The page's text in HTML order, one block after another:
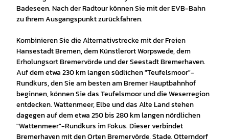
Badeseen. Nach der Radtour können Sie mit der EVB-Bahn
zu Ihrem Ausgangspunkt zurückfahren.
Kombinieren Sie die Alternativstrecke mit der Freien
Hansestadt Bremen, dem Künstlerort Worpswede, dem
Erholungsort Bremervörde und der Seestadt Bremerhaven.
Auf dem etwa 230 km langen südlichen "Teufelsmoor"-
Rundkurs, den Sie am besten am Bremer Hauptbahnhof
beginnen, können Sie das Teufelsmoor und die Weserregion
entdecken. Wattenmeer, Elbe und das Alte Land stehen
dagegen auf dem etwa 250 bis 280 km langen nördlichen
"Wattenmeer"-Rundkurs im Fokus. Dieser verbindet
Bremerhaven mit den Orten Bremervörde, Stade, Otterndorf